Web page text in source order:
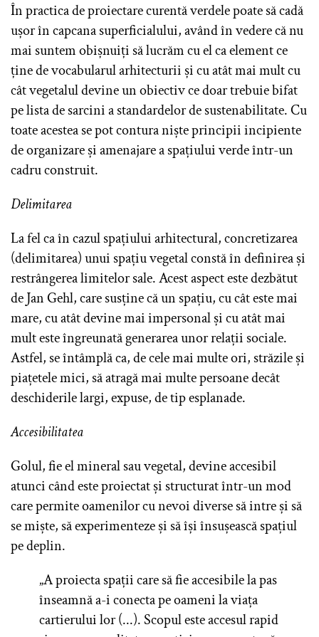
În practica de proiectare curentă verdele poate să cadă
ușor în capcana superficialului, având în vedere că nu
mai suntem obișnuiți să lucrăm cu el ca element ce
ține de vocabularul arhitecturii și cu atât mai mult cu
cât vegetalul devine un obiectiv ce doar trebuie bifat
pe lista de sarcini a standardelor de sustenabilitate. Cu
toate acestea se pot contura niște principii incipiente
de organizare și amenajare a spațiului verde într-un
cadru construit.
Delimitarea
La fel ca în cazul spațiului arhitectural, concretizarea
(delimitarea) unui spațiu vegetal constă în definirea și
restrângerea limitelor sale. Acest aspect este dezbătut
de Jan Gehl, care susține că un spațiu, cu cât este mai
mare, cu atât devine mai impersonal și cu atât mai
mult este îngreunată generarea unor relații sociale.
Astfel, se întâmplă ca, de cele mai multe ori, străzile și
piațetele mici, să atragă mai multe persoane decât
deschiderile largi, expuse, de tip esplanade.
Accesibilitatea
Golul, fie el mineral sau vegetal, devine accesibil
atunci când este proiectat și structurat într-un mod
care permite oamenilor cu nevoi diverse să intre și să
se miște, să experimenteze și să își însușească spațiul
pe deplin.
„A proiecta spații care să fie accesibile la pas
înseamnă a-i conecta pe oameni la viața
cartierului lor (...). Scopul este accesul rapid